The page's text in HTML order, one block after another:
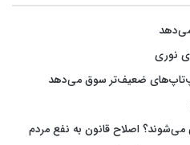
نوری
ضعیف‌تر سوق می‌دهد
می‌شوند؟ اصلاح قانون به نفع مردم